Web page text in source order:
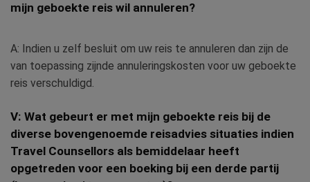
mijn geboekte reis wil annuleren?
A: Indien u zelf besluit om uw reis te annuleren dan zijn de
van toepassing zijnde annuleringskosten voor uw geboekte
reis verschuldigd.
V: Wat gebeurt er met mijn geboekte reis bij de
diverse bovengenoemde reisadvies situaties indien
Travel Counsellors als bemiddelaar heeft
opgetreden voor een boeking bij een derde partij